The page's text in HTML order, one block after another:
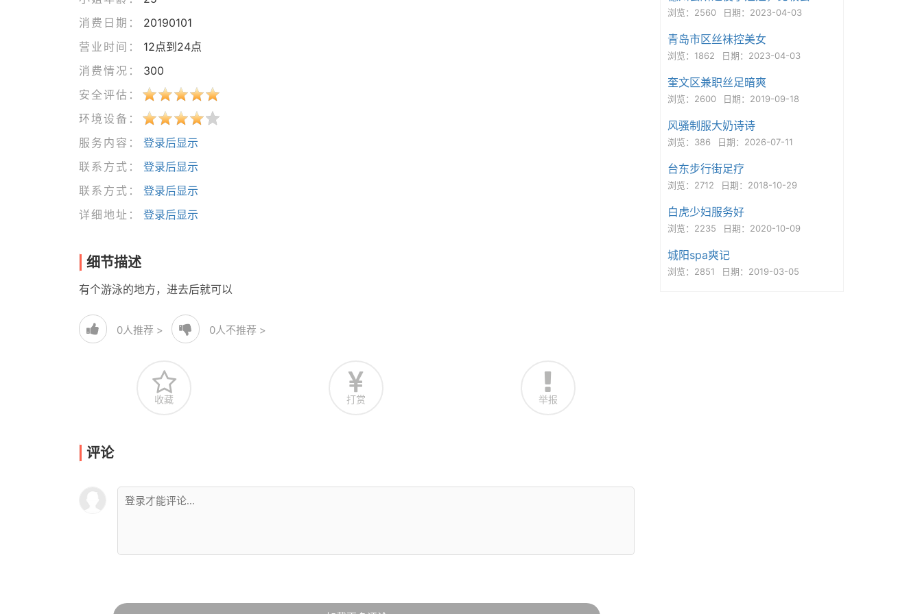
消费日期：
20190101
营业时间：
12点到24点
消费情况：
300
安全评估：
环境设备：
服务内容：
登录后显示
联系方式：
登录后显示
联系方式：
登录后显示
详细地址：
登录后显示
细节描述
有个游泳的地方，进去后就可以
0人推荐 > 0人不推荐 >
收藏 打赏 举报
评论
浏览：2560 日期：2023-04-03
青岛市区丝袜控美女
浏览：1862 日期：2023-04-03
奎文区兼职丝足暗爽
浏览：2600 日期：2019-09-18
风骚制服大奶诗诗
浏览：386 日期：2026-07-11
台东步行街足疗
浏览：2712 日期：2018-10-29
白虎少妇服务好
浏览：2235 日期：2020-10-09
城阳spa爽记
浏览：2851 日期：2019-03-05